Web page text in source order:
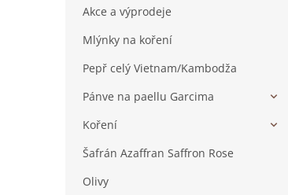
Akce a výprodeje
Mlýnky na koření
Pepř celý Vietnam/Kambodža
Pánve na paellu Garcima
Ocelové pánve Garcima
Smaltové pánve Garcima
Koření
Jednodruhové koření
Směsi koření
Šafrán Azaffran Saffron Rose
Olivy